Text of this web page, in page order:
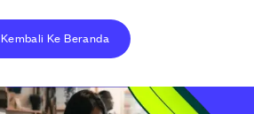
Kembali Ke Beranda